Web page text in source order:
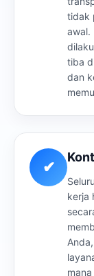
tidak
awal.
tiba
dan
✔
kerja